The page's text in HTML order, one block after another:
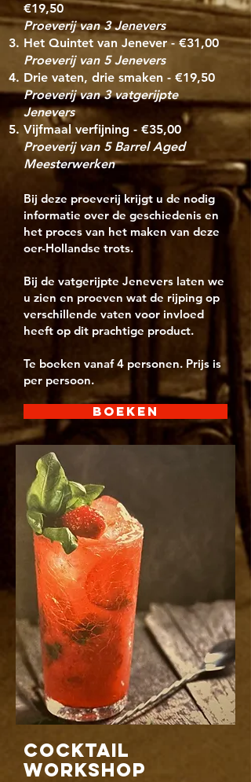
€19,50
Proeverij van 3 Jenevers
Het Quintet van Jenever - €31,00
Proeverij van 5 Jenevers
Drie vaten, drie smaken - €19,50
Proeverij van 3 vatgerijpte
Jenevers
Vijfmaal verfijning - €35,00
Proeverij van 5 Barrel Aged
Meesterwerken
Bij deze proeverij krijgt u de nodig
informatie over de geschiedenis en
het proces van het maken van deze
oer-Hollandse trots.
Bij de vatgerijpte Jenevers laten we
u zien en proeven wat de rijping op
verschillende vaten voor invloed
heeft op dit prachtige product.
Te boeken vanaf 4 personen. Prijs is
per persoon.
BOEKEN
COCKTAIL
WORKSHOP